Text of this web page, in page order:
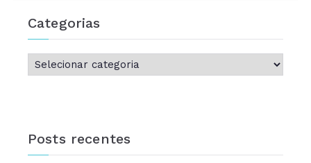
Categorias
g
o
Posts recentes